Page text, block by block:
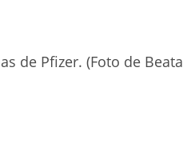
de Pfizer. (Foto de Beata